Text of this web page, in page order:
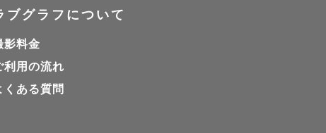
ブグラフについて
影料金
利用の流れ
くある質問